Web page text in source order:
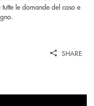
le domande del caso e
SHARE